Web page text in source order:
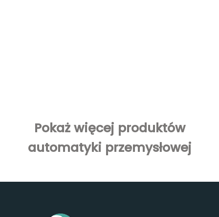
Pokaż więcej produktów
automatyki przemysłowej